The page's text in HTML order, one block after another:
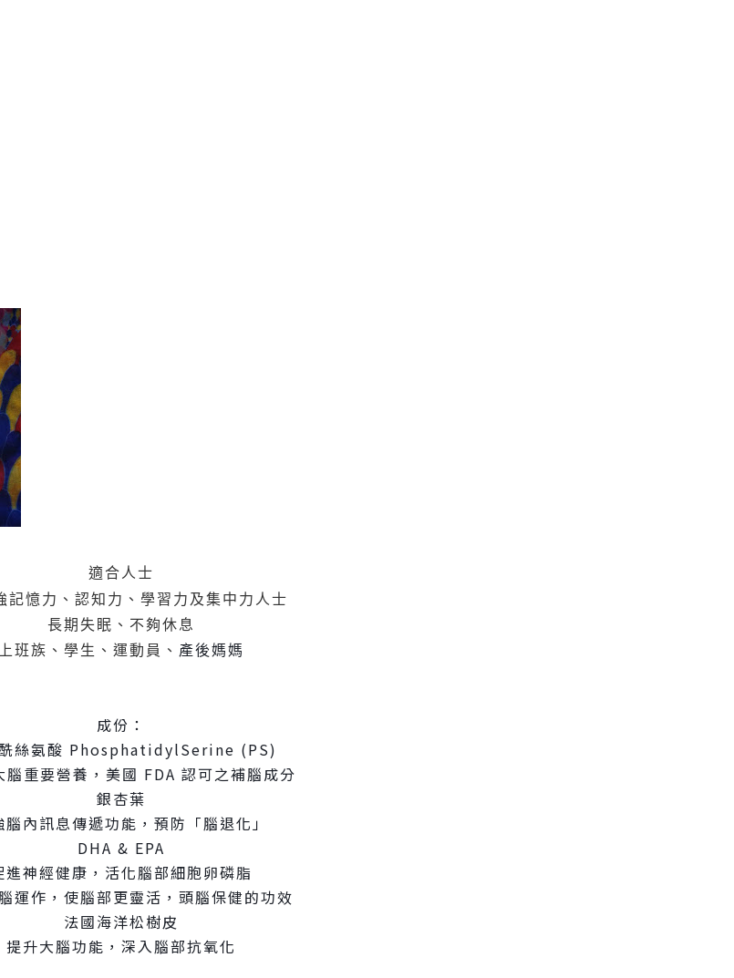
適合人士
記憶力、認知力、學習力及集中力人士
長期失眠、不夠休息
上班族、學生、運動員、 產後媽媽
成份：
絲氨酸 PhosphatidylSerine (PS)
腦重要營養，美國 FDA 認可之補腦成分
銀杏葉
腦內訊息傳遞功能，預防「腦退化」
DHA & EPA
進神經健康，活化腦部細胞卵磷脂
運作，使腦部更靈活，頭腦保健的功效
法國海洋松樹皮
提升大腦功能，深入腦部抗氧化